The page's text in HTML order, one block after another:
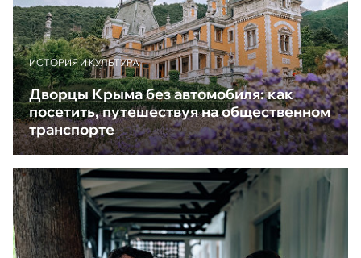
ИСТОРИЯ И КУЛЬТУРА
Дворцы Крыма без автомобиля: как
посетить, путешествуя на общественном
транспорте